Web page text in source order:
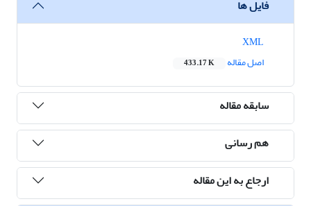
فایل ها
اصل مقاله
433.17 K
سابقه مقاله
هم رسانی
ارجاع به این مقاله